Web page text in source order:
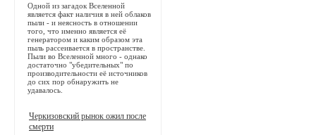
Одной из загадок Вселенной
является факт наличия в ней облаков
пыли - и неясность в отношении
того, что именно является её
генератором и каким образом эта
пыль рассеивается в пространстве.
Пыли во Вселенной много - однако
достаточно "убедительных" по
производительности её источников
до сих пор обнаружить не
удавалось.
Черкизовский рынок ожил после
смерти